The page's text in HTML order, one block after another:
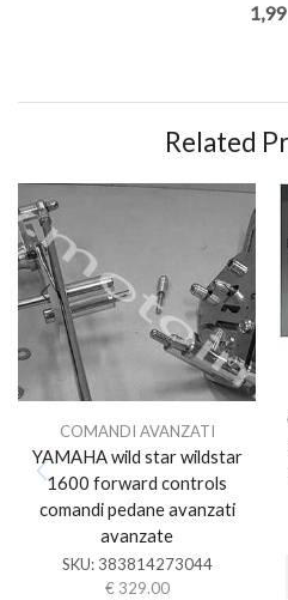
1,99
Related
COMANDI AVANZATI
YAMAHA wild star wildstar
1600 forward controls
comandi pedane avanzati
avanzate
SKU: 383814273044
€ 329.00